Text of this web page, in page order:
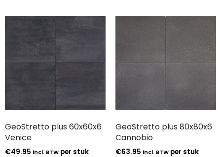
GeoStretto plus 60x60x6
Venice
€49.95 incl. BTW per stuk
GeoStretto plus 80x80x6
Cannobio
€63.95 incl. BTW per stuk